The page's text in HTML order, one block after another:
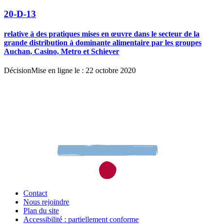
20-D-13
relative à des pratiques mises en œuvre dans le secteur de la
grande distribution à dominante alimentaire par les groupes
Auchan, Casino, Metro et Schiever
DécisionMise en ligne le : 22 octobre 2020
Contact
Nous rejoindre
Plan du site
Accessibilité : partiellement conforme